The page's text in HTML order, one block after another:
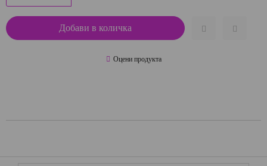
Оцени продукта